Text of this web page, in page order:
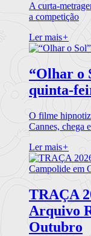
A curta-
a competição
Ler mais+
“Olhar o
quinta-
O filme
Cannes, chega
Ler mais+
TRAÇA
Arquivo
Outubro